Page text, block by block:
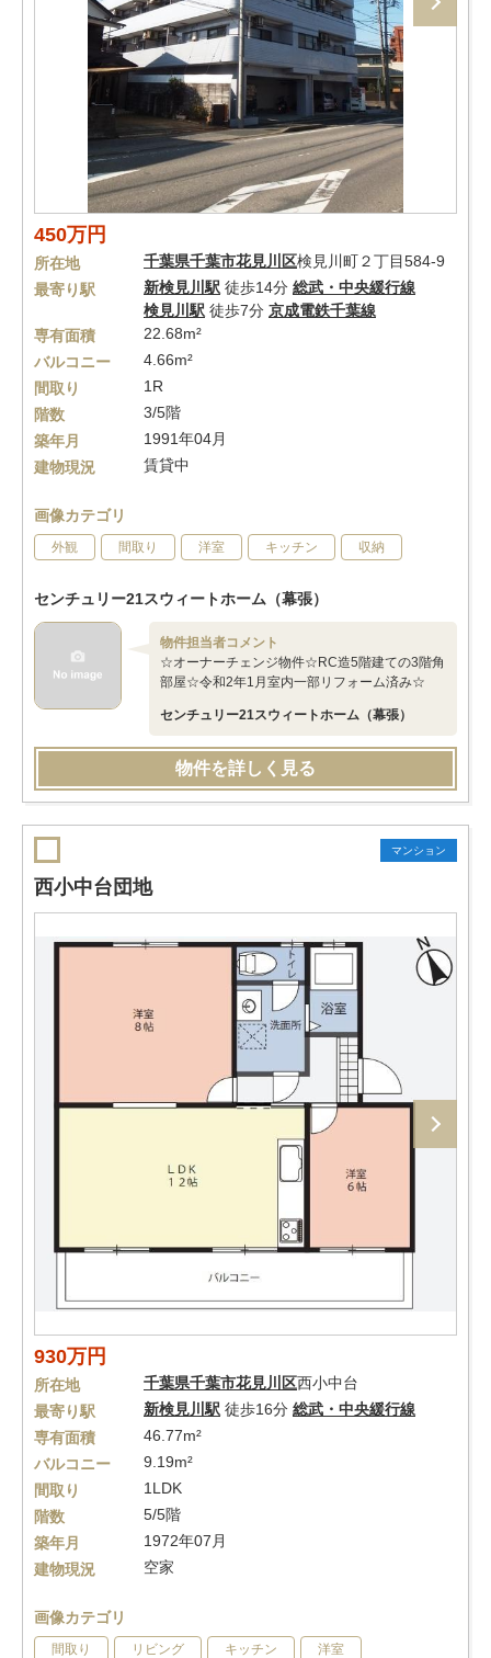
450万円
所在地 千葉県千葉市花見川区検見川町２丁目584-9
最寄り駅
新検見川駅 徒歩14分 総武・中央緩行線
検見川駅 徒歩7分 京成電鉄千葉線
専有面積
22.68m²
バルコニー
4.66m²
間取り
1R
階数
3/5階
築年月
1991年04月
建物現況
賃貸中
画像カテゴリ
外観 間取り 洋室 キッチン 収納
センチュリー21スウィートホーム（幕張）
物件担当者コメント
☆オーナーチェンジ物件☆RC造5階建ての3階角
部屋☆令和2年1月室内一部リフォーム済み☆
センチュリー21スウィートホーム（幕張）
物件を詳しく見る
マンション
西小中台団地
930万円
所在地 千葉県千葉市花見川区西小中台
最寄り駅
新検見川駅 徒歩16分 総武・中央緩行線
専有面積
46.77m²
バルコニー
9.19m²
間取り
1LDK
階数
5/5階
築年月
1972年07月
建物現況
空家
画像カテゴリ
間取り リビング キッチン 洋室